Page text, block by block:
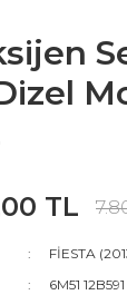
TL
FİESTA
6M51